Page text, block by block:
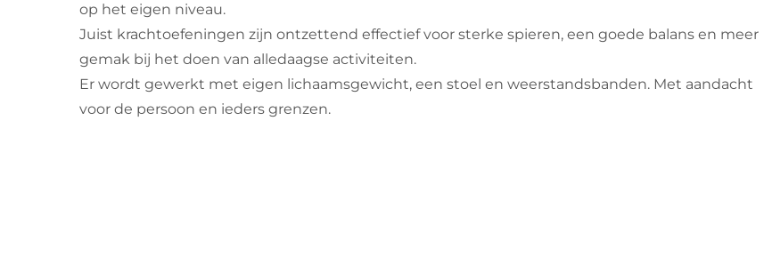
op het eigen niveau.
Juist krachtoefeningen zijn ontzettend effectief voor sterke spieren, een goede balans en meer
gemak bij het doen van alledaagse activiteiten.
Er wordt gewerkt met eigen lichaamsgewicht, een stoel en weerstandsbanden. Met aandacht
voor de persoon en ieders grenzen.